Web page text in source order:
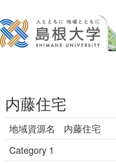
内藤住宅
地域資源名
内藤住宅
Category 1